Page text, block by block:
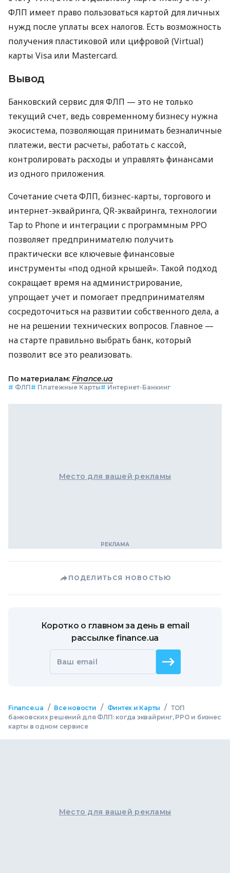
ФЛП имеет право пользоваться картой для личных
нужд после уплаты всех налогов. Есть возможность
получения пластиковой или цифровой (Virtual)
карты Visa или Mastercard.
Вывод
Банковский сервис для ФЛП — это не только
текущий счет, ведь современному бизнесу нужна
экосистема, позволяющая принимать безналичные
платежи, вести расчеты, работать с кассой,
контролировать расходы и управлять финансами
из одного приложения.
Сочетание счета ФЛП, бизнес-карты, торгового и
интернет-эквайринга, QR-эквайринга, технологии
Tap to Phone и интеграции с программным РРО
позволяет предпринимателю получить
практически все ключевые финансовые
инструменты «под одной крышей». Такой подход
сокращает время на администрирование,
упрощает учет и помогает предпринимателям
сосредоточиться на развитии собственного дела, а
не на решении технических вопросов. Главное —
на старте правильно выбрать банк, который
позволит все это реализовать.
По материалам: Finance.ua
# ФЛП# Платежные Карты# Интернет-Банкинг
Место для вашей рекламы
ПОДЕЛИТЬСЯ НОВОСТЬЮ
Коротко о главном за день в email
рассылке finance.ua
Ваш email
Finance.ua / Все новости / Финтех и Карты / ТОП
банковских решений для ФЛП: когда эквайринг, РРО и бизнес
карты в одном сервисе
Место для вашей рекламы